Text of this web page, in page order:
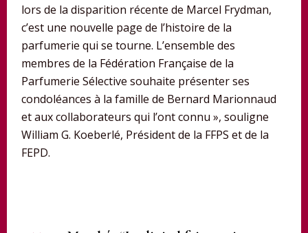
lors de la disparition récente de Marcel Frydman,
c’est une nouvelle page de l’histoire de la
parfumerie qui se tourne. L’ensemble des
membres de la Fédération Française de la
Parfumerie Sélective souhaite présenter ses
condoléances à la famille de Bernard Marionnaud
et aux collaborateurs qui l’ont connu », souligne
William G. Koeberlé, Président de la FFPS et de la
FEPD.